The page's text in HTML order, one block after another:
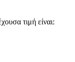
τιμή είναι: